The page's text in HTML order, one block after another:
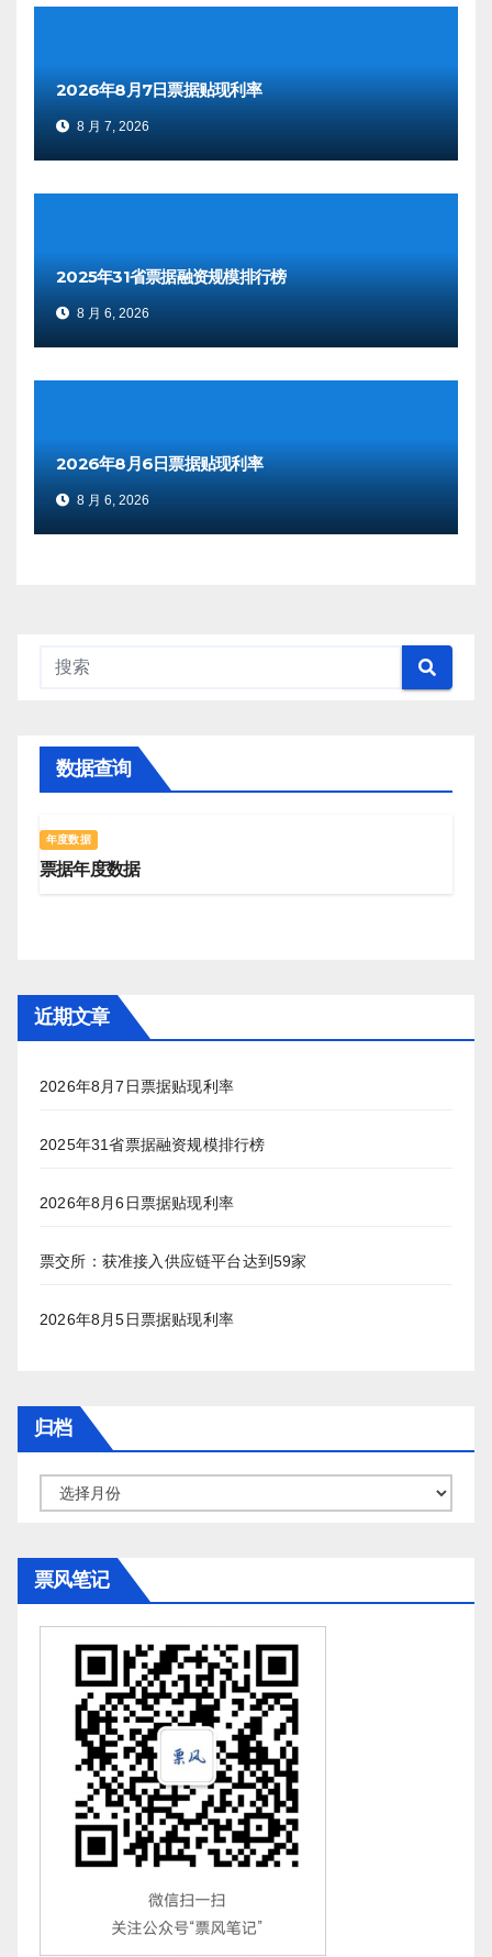
2026年8月7日票据贴现利率
8 月 7, 2026
2025年31省票据融资规模排行榜
8 月 6, 2026
2026年8月6日票据贴现利率
8 月 6, 2026
数据查询
年度数据
票据年度数据
近期文章
2026年8月7日票据贴现利率
2025年31省票据融资规模排行榜
2026年8月6日票据贴现利率
票交所：获准接入供应链平台达到59家
2026年8月5日票据贴现利率
归档
档
票风笔记